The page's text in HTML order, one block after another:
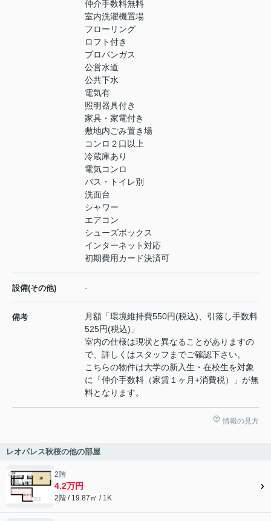
仲介手数料無料
室内洗濯機置場
フローリング
ロフト付き
プロパンガス
公営水道
公共下水
電気有
照明器具付き
家具・家電付き
敷地内ごみ置き場
コンロ２口以上
冷蔵庫あり
電気コンロ
バス・トイレ別
洗面台
シャワー
エアコン
シューズボックス
インターネット対応
初期費用カード決済可
設備(その他) -
備考
月額「環境維持費550円(税込)、引落し手数料
525円(税込)」
室内の仕様は現状と異なることがありますの
で、詳しくはスタッフまでご確認下さい。
こちらの物件は大学の新入生・在校生を対象
に「仲介手数料（家賃１ヶ月+消費税）」が無
料となります。
情報の見方
レオパレス秋桜の他の部屋
2階
4.2万円
2階 / 19.87㎡ / 1K